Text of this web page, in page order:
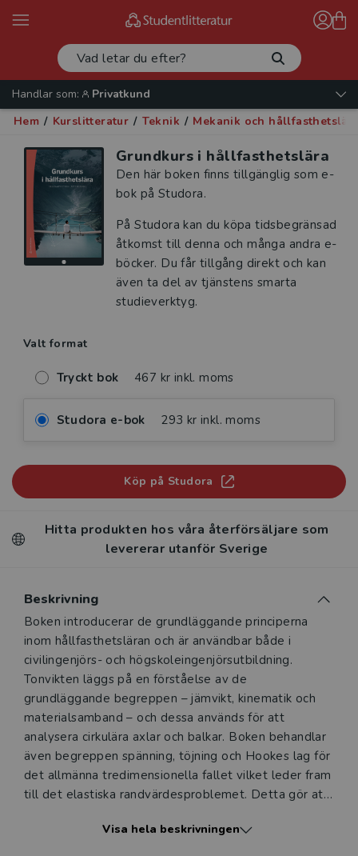
Handlar som:
Privatkund
Hem / Kurslitteratur / Teknik / Mekanik och
Grundkurs i hållfasthetslära
Den här boken finns tillgänglig som e-
bok på Studora.
På Studora kan du köpa tidsbegränsad
åtkomst till denna och många andra e-
böcker. Du får tillgång direkt och kan
även ta del av tjänstens smarta
studieverktyg.
Valt format
Tryckt bok 467 kr inkl. moms
Studora e-bok 293 kr inkl. moms
Köp på Studora
Hitta produkten hos våra återförsäljare som
levererar utanför Sverige
Beskrivning
Beskrivning
Boken introducerar de grundläggande principerna
inom hållfasthetsläran och är användbar både i
civilingenjörs- och högskoleingenjörsutbildning.
Tonvikten läggs på en förståelse av de
grundläggande begreppen – jämvikt, kinematik och
materialsamband – och dessa används för att
analysera cirkulära axlar och balkar. Boken behandlar
även begreppen spänning, töjning och Hookes lag för
det allmänna tredimensionella fallet vilket leder fram
till det elastiska randvärdesproblemet. Detta gör att
kurser där hållfasthetsproblem löses m.h.a. numeriska
Visa hela beskrivningen